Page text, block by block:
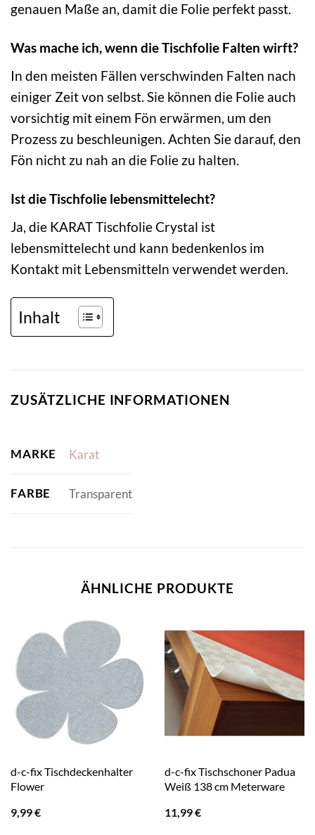
genauen Maße an, damit die Folie perfekt passt.
Was mache ich, wenn die Tischfolie Falten wirft?
In den meisten Fällen verschwinden Falten nach
einiger Zeit von selbst. Sie können die Folie auch
vorsichtig mit einem Fön erwärmen, um den
Prozess zu beschleunigen. Achten Sie darauf, den
Fön nicht zu nah an die Folie zu halten.
Ist die Tischfolie lebensmittelecht?
Ja, die KARAT Tischfolie Crystal ist
lebensmittelecht und kann bedenkenlos im
Kontakt mit Lebensmitteln verwendet werden.
Inhalt
ZUSÄTZLICHE INFORMATIONEN
MARKE Karat
FARBE Transparent
ÄHNLICHE PRODUKTE
d-c-fix Tischdeckenhalter
Flower
9,99€
d-c-fix Tischschoner Padua
Weiß 138 cm Meterware
11,99€